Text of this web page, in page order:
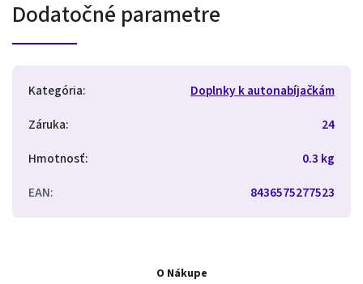
Dodatočné parametre
Kategória:
Doplnky k autonabíjačkám
Záruka:
24
Hmotnosť:
0.3 kg
EAN: 8436575277523
O Nákupe